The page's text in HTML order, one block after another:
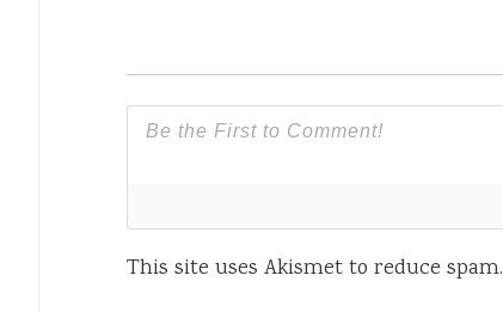
This site uses Akismet to reduce spam.